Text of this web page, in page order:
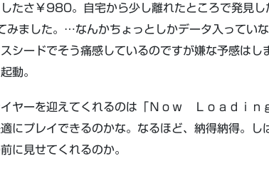
たさ￥980。自宅から少し離れたところで発見し
みました。…なんかちょっとしかデータ入ってい
シードでそう痛感しているのですが嫌な予感はし
動。
ヤーを迎えてくれるのは「Ｎｏｗ Ｌｏａｄｉｎ
にプレイできるのかな。なるほど、納得納得。し
に見せてくれるのか。